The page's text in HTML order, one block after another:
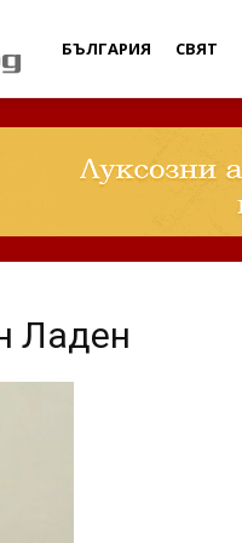
Дебати
БЪЛГАРИЯ СВЯТ
Ладен